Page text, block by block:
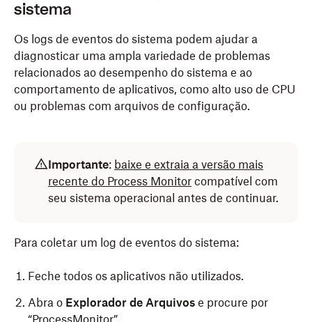
sistema
Os logs de eventos do sistema podem ajudar a
diagnosticar uma ampla variedade de problemas
relacionados ao desempenho do sistema e ao
comportamento de aplicativos, como alto uso de CPU
ou problemas com arquivos de configuração.
Importante: baixe e extraia a versão mais
recente do Process Monitor compatível com
seu sistema operacional antes de continuar.
Para coletar um log de eventos do sistema:
Feche todos os aplicativos não utilizados.
Abra o Explorador de Arquivos e procure por
“ProcessMonitor”.